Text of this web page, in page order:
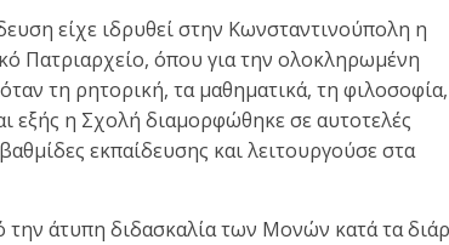
είχε ιδρυθεί στην Κωνσταντινούπολη η
Πατριαρχείο, όπου για την ολοκληρωμένη
τη ρητορική, τα μαθηματικά, τη
εξής η Σχολή διαμορφώθηκε σε αυτοτελές
εκπαίδευσης και λειτουργούσε στα
άτυπη διδασκαλία των Μονών κατά τα